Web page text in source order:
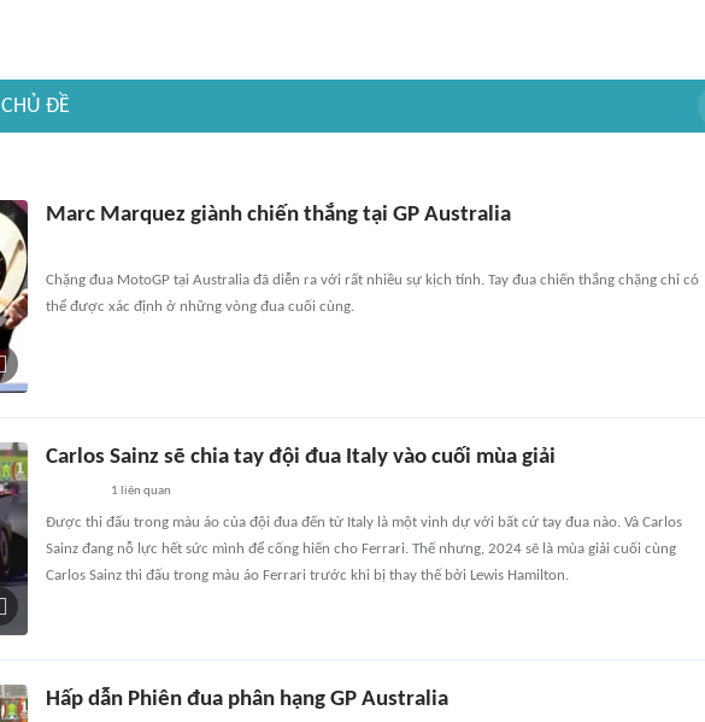
CHỦ ĐỀ
Marc Marquez giành chiến thắng tại GP Australia
Chặng đua MotoGP tại Australia đã diễn ra với rất nhiều sự kịch tính. Tay đua chiến thắng chặng chỉ có
thể được xác định ở những vòng đua cuối cùng.
Carlos Sainz sẽ chia tay đội đua Italy vào cuối mùa giải
1 liên quan
Được thi đấu trong màu áo của đội đua đến từ Italy là một vinh dự với bất cứ tay đua nào. Và Carlos
Sainz đang nỗ lực hết sức mình để cống hiến cho Ferrari. Thế nhưng, 2024 sẽ là mùa giải cuối cùng
Carlos Sainz thi đấu trong màu áo Ferrari trước khi bị thay thế bởi Lewis Hamilton.
Hấp dẫn Phiên đua phân hạng GP Australia